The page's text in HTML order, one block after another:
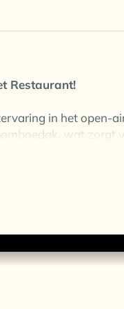
Restaurant!
in het open-
wat zorgt
Italiaanse en